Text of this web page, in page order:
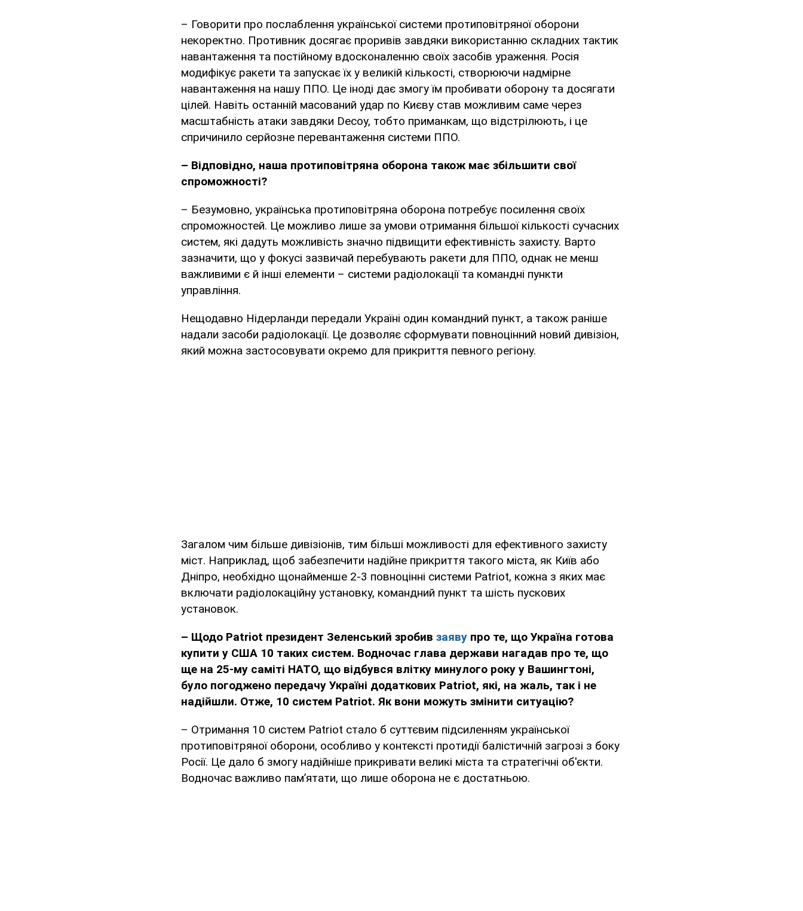
– Говорити про послаблення української системи протиповітряної оборони
некоректно. Противник досягає проривів завдяки використанню складних тактик
навантаження та постійному вдосконаленню своїх засобів ураження. Росія
модифікує ракети та запускає їх у великій кількості, створюючи надмірне
навантаження на нашу ППО. Це іноді дає змогу їм пробивати оборону та досягати
цілей. Навіть останній масований удар по Києву став можливим саме через
масштабність атаки завдяки Decoy, тобто приманкам, що відстрілюють, і це
спричинило серйозне перевантаження системи ППО.
– Відповідно, наша протиповітряна оборона також має збільшити свої
спроможності?
– Безумовно, українська протиповітряна оборона потребує посилення своїх
спроможностей. Це можливо лише за умови отримання більшої кількості сучасних
систем, які дадуть можливість значно підвищити ефективність захисту. Варто
зазначити, що у фокусі зазвичай перебувають ракети для ППО, однак не менш
важливими є й інші елементи – системи радіолокації та командні пункти
управління.
Нещодавно Нідерланди передали Україні один командний пункт, а також раніше
надали засоби радіолокації. Це дозволяє сформувати повноцінний новий дивізіон,
який можна застосовувати окремо для прикриття певного регіону.
Загалом чим більше дивізіонів, тим більші можливості для ефективного захисту
міст. Наприклад, щоб забезпечити надійне прикриття такого міста, як Київ або
Дніпро, необхідно щонайменше 2-3 повноцінні системи Patriot, кожна з яких має
включати радіолокаційну установку, командний пункт та шість пускових
установок.
– Щодо Patriot президент Зеленський зробив заяву про те, що Україна готова
купити у США 10 таких систем. Водночас глава держави нагадав про те, що
ще на 25-му саміті НАТО, що відбувся влітку минулого року у Вашингтоні,
було погоджено передачу Україні додаткових Patriot, які, на жаль, так і не
надійшли. Отже, 10 систем Patriot. Як вони можуть змінити ситуацію?
– Отримання 10 систем Patriot стало б суттєвим підсиленням української
протиповітряної оборони, особливо у контексті протидії балістичній загрозі з боку
Росії. Це дало б змогу надійніше прикривати великі міста та стратегічні об'єкти.
Водночас важливо пам’ятати, що лише оборона не є достатньою.